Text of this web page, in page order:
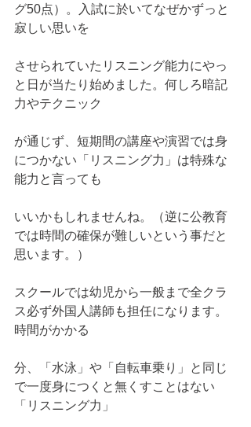
グ50点）。入試に於いてなぜかずっと
寂しい思いを
させられていたリスニング能力にやっ
と日が当たり始めました。何しろ暗記
力やテクニック
が通じず、短期間の講座や演習では身
につかない「リスニング力」は特殊な
能力と言っても
いいかもしれませんね。（逆に公教育
では時間の確保が難しいという事だと
思います。）
スクールでは幼児から一般まで全クラ
ス必ず外国人講師も担任になります。
時間がかかる
分、「水泳」や「自転車乗り」と同じ
で一度身につくと無くすことはない
「リスニング力」